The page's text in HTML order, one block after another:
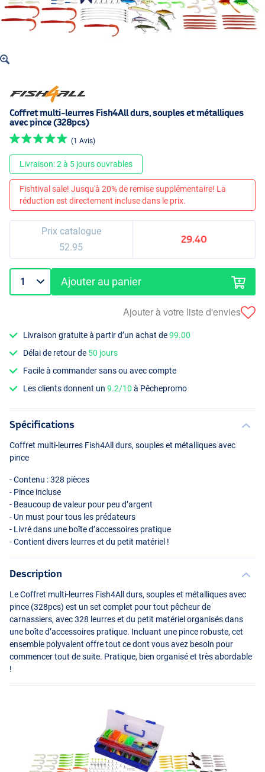
Coffret multi-leurres Fish4All durs, souples et métalliques
avec pince (328pcs)
(1 Avis)
Livraison: 2 à 5 jours ouvrables
Fishtival sale! Jusqu'à 20% de remise supplémentaire! La
réduction est directement incluse dans le prix.
Prix catalogue
52.95
29.40
Ajouter au panier
Ajouter à votre liste d'envies
Livraison gratuite à partir d’un achat de99.00
Délai de retour de 50 jours
Facile à commander sans ou avec compte
Les clients donnent un9.2/10 à Pêchepromo
Spécifications
Coffret multi-leurres Fish4All durs, souples et métalliques avec
pince
- Contenu : 328 pièces
- Pince incluse
- Beaucoup de valeur pour peu d’argent
- Un must pour tous les prédateurs
- Livré dans une boîte d’accessoires pratique
- Contient divers leurres et du petit matériel !
Description
Le Coffret multi-leurres Fish4All durs, souples et métalliques avec
pince (328pcs) est un set complet pour tout pêcheur de
carnassiers, avec 328 leurres et du petit matériel organisés dans
une boîte d’accessoires pratique. Incluant une pince robuste, cet
ensemble polyvalent offre tout ce dont vous avez besoin pour
commencer tout de suite. Pratique, bien organisé et très abordable
!